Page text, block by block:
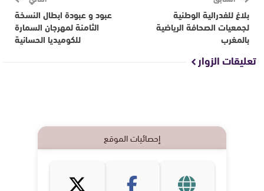
بلاغ للفدرالية الوطنية
لجمعيات الصحافة الرياضية
بالمغرب
عبود و عبودة ابطال النسخة
الثامنة لمهرجان السمارة
للكوميديا الحسانية
تعليقات الزوار
إحصائيات الموقع